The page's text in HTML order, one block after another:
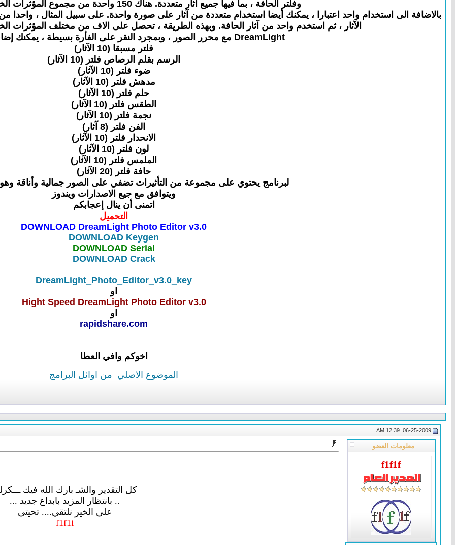
وفلتر الحافة ، بما فيها جميع آثار متعددة. هناك 150 واحدة من مجموع المؤثرات الخاصة لتختار من بينها.
بالاضافة الى استخدام واحد اعتبارا ، يمكنك أيضا استخدام متعددة من آثار على صورة واحدة. على سبيل المثال ، واحدا
الآثار ، ثم استخدم واحد من آثار الحافة. وبهذه الطريقة ، تحصل على الاف من مختلف المؤثرات
DreamLight مع محرر الصور ، وبمجرد النقر على الفأرة بسيطة ، يمكنك إضافة الحلم الآثار :
فلتر مسبقا (10 الآثار)
الرسم بقلم الرصاص فلتر (10 الآثار)
ضوء فلتر (10 الآثار)
مدهش فلتر (10 الآثار)
حلم فلتر (10 الآثار)
الطقس فلتر (10 الآثار)
نجمة فلتر (10 الآثار)
الفن فلتر (8 آثار)
الانحدار فلتر (10 الآثار)
لون فلتر (10 الآثار)
الملمس فلتر (10 الآثار)
حافة فلتر (20 الآثار)
لبرنامج يحتوي على مجموعة من التأثيرات تضفي على الصور جمالية وأناقة
ويتوافق مع جيع الاصدارات ويندوز
اتمنى أن ينال إعجابكم
التحميل
DOWNLOAD DreamLight Photo Editor v3.0
DOWNLOAD Keygen
DOWNLOAD Serial
DOWNLOAD Crack
DreamLight_Photo_Editor_v3.0_key
او
Hight Speed DreamLight Photo Editor v3.0
او
rapidshare.com
اخوكم وافي العطا
الموضوع الاصلي من اوائل البرامج
معلومات العضو
f1f1f
كل التقدير والشـ بارك الله فيك
.. بانتظار المزيد بابداع جديد ...
على الخير نلتقي.... تحيتى
f1f1f